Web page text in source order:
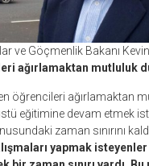
ve Göçmenlik Bakanı
ağırlamaktan mutluluk
öğrencileri ağırlamaktan
eğitimine devam etmek
zaman sınırını
yapmak isteyenler